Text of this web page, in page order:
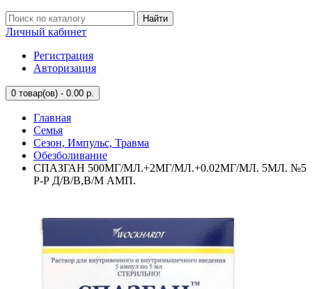
Найти
Личный кабинет
Регистрация
Авторизация
0 товар(ов) - 0.00 р.
Главная
Семья
Сезон, Импульс, Травма
Обезболивание
СПАЗГАН 500МГ/МЛ.+2МГ/МЛ.+0.02МГ/МЛ. 5МЛ. №5
Р-Р Д/В/В,В/М АМП.